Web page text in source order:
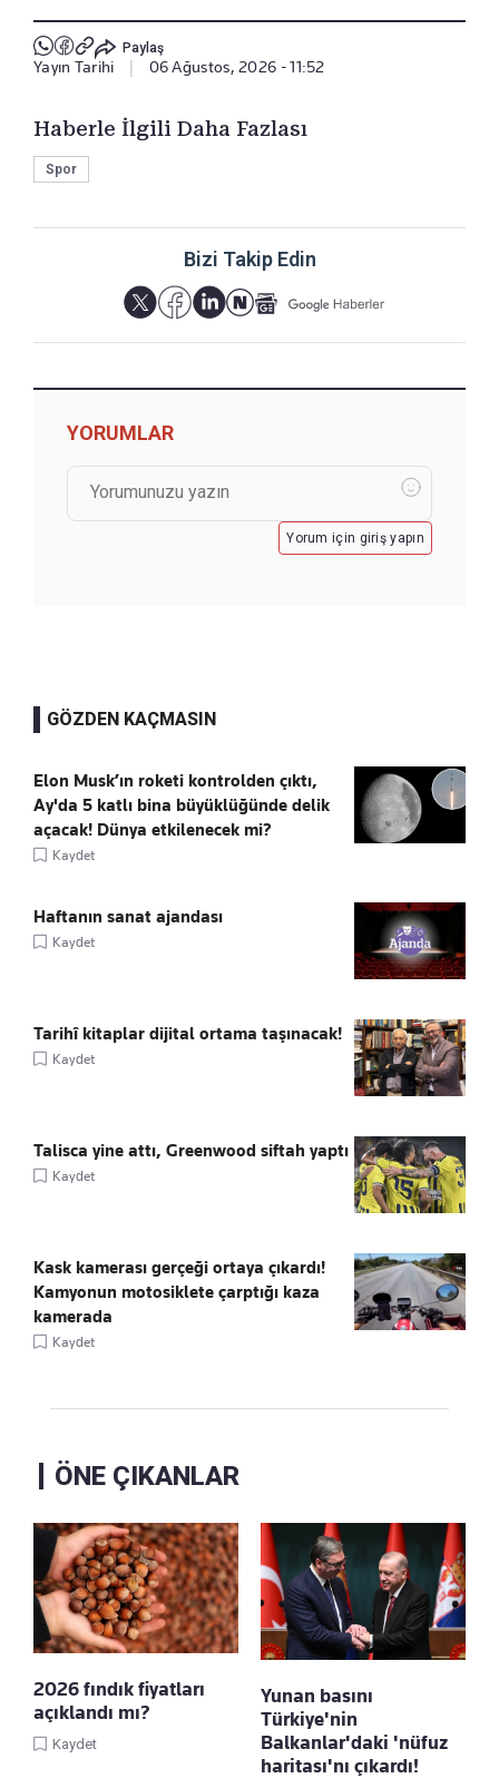
Paylaş
Yayın Tarihi 06 Ağustos, 2026 - 11:52
Haberle İlgili Daha Fazlası
Spor
Bizi Takip Edin
YORUMLAR
Yorum için giriş yapın
GÖZDEN KAÇMASIN
Elon Musk’ın roketi kontrolden çıktı,
Ay'da 5 katlı bina büyüklüğünde delik
açacak! Dünya etkilenecek mi?
Kaydet
Haftanın sanat ajandası
Kaydet
Tarihî kitaplar dijital ortama taşınacak!
Kaydet
Talisca yine attı, Greenwood siftah yaptı
Kaydet
Kask kamerası gerçeği ortaya çıkardı!
Kamyonun motosiklete çarptığı kaza
kamerada
Kaydet
ÖNE ÇIKANLAR
2026 fındık fiyatları
açıklandı mı?
Kaydet
Yunan basını
Türkiye'nin
Balkanlar'daki 'nüfuz
haritası'nı çıkardı!